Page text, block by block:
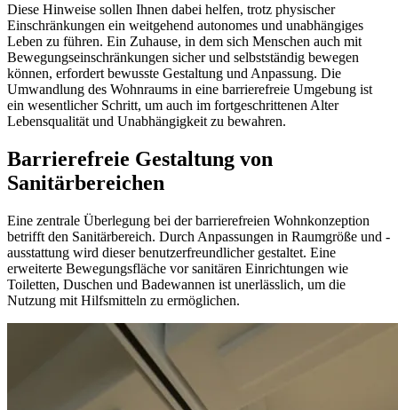
Diese Hinweise sollen Ihnen dabei helfen, trotz physischer
Einschränkungen ein weitgehend autonomes und unabhängiges
Leben zu führen. Ein Zuhause, in dem sich Menschen auch mit
Bewegungseinschränkungen sicher und selbstständig bewegen
können, erfordert bewusste Gestaltung und Anpassung. Die
Umwandlung des Wohnraums in eine barrierefreie Umgebung ist
ein wesentlicher Schritt, um auch im fortgeschrittenen Alter
Lebensqualität und Unabhängigkeit zu bewahren.
Barrierefreie Gestaltung von
Sanitärbereichen
Eine zentrale Überlegung bei der barrierefreien Wohnkonzeption
betrifft den Sanitärbereich. Durch Anpassungen in Raumgröße und -
ausstattung wird dieser benutzerfreundlicher gestaltet. Eine
erweiterte Bewegungsfläche vor sanitären Einrichtungen wie
Toiletten, Duschen und Badewannen ist unerlässlich, um die
Nutzung mit Hilfsmitteln zu ermöglichen.